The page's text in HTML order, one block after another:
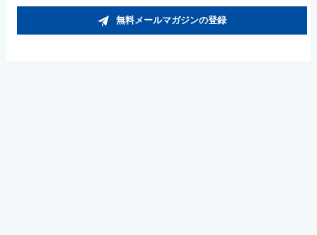
無料メールマガジンの登録